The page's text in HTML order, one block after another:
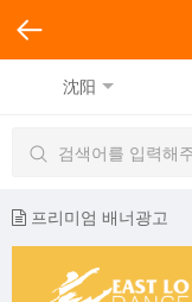
沈阳
프리미엄 배너광고